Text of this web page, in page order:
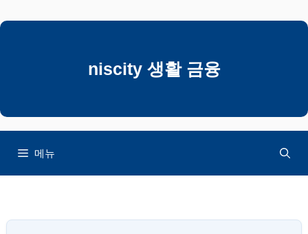
텐
뛰
niscity 생활 금융
메뉴